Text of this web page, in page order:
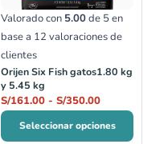
Valorado con 5.00de 5 en
base a 12 valoraciones de
clientes
Orijen Six Fish gatos1.80 kg
y 5.45 kg
S/161.00 - S/350.00
Seleccionar opciones